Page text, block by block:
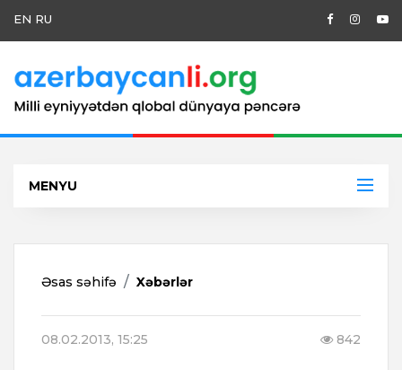
EN RU
MENYU
Əsas səhifə Xəbərlər
08.02.2013, 15:25 842